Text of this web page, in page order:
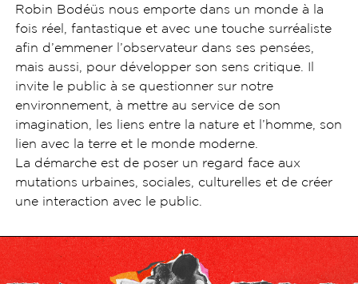
Robin Bodéüs nous emporte dans un monde à la
fois réel, fantastique et avec une touche surréaliste
afin d’emmener l’observateur dans ses pensées,
mais aussi, pour développer son sens critique. Il
invite le public à se questionner sur notre
environnement, à mettre au service de son
imagination, les liens entre la nature et l’homme, son
lien avec la terre et le monde moderne.
La démarche est de poser un regard face aux
mutations urbaines, sociales, culturelles et de créer
une interaction avec le public.